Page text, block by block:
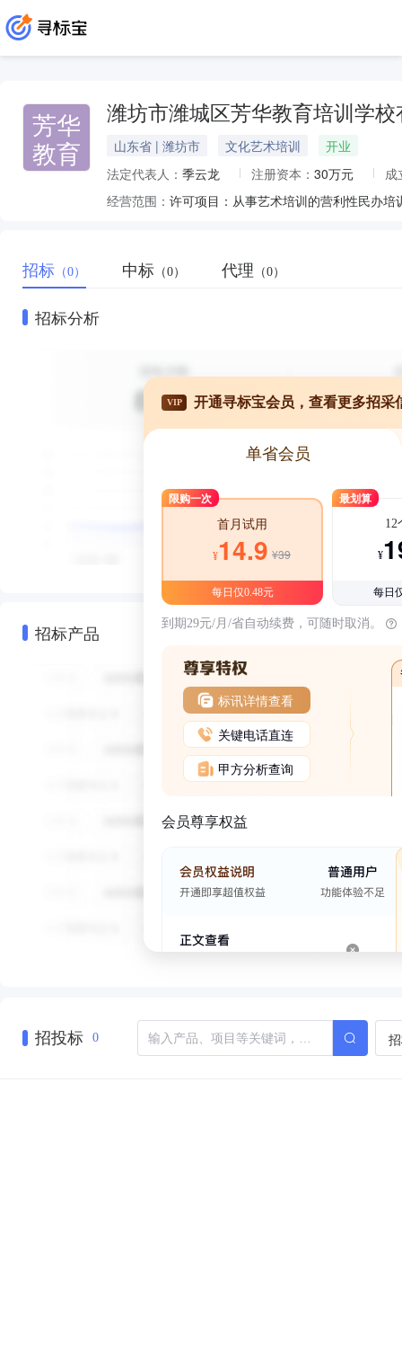
芳华
教育
潍坊市潍城区芳华教育培训学校
山东省 | 潍坊市 文化艺术培训
开业
法定代表人： 季云龙 注册资本： 30万元
成
经营范围：
招标 （0） 中标 （0） 代理 （0）
招标分析
招标产品
VIP 开通寻标宝会员，查看更多招采
单省会员
限购一次
首月试用
¥14.9 ¥39
每日仅0.48元
最划算
12
¥
每日
到期29元/月/省自动续费，可随时取消。
标讯详情查看
关键电话直连
甲方分析查询
会员尊享权益
招投标 0